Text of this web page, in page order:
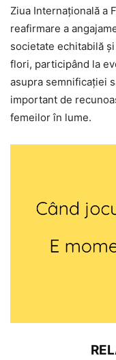
Ziua Internațională a
reafirmare a
societate echitabilă
flori, participând la
asupra semnificației
important de
femeilor în lume.